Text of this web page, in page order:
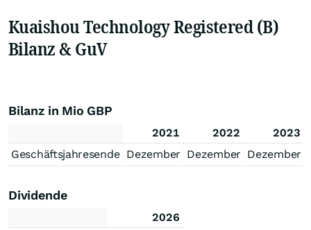
Kuaishou Technology Registered (B)
Bilanz & GuV
Bilanz in Mio GBP
2021 2022
2023
Geschäftsjahresende Dezember Dezember Dezember
Dividende
2026